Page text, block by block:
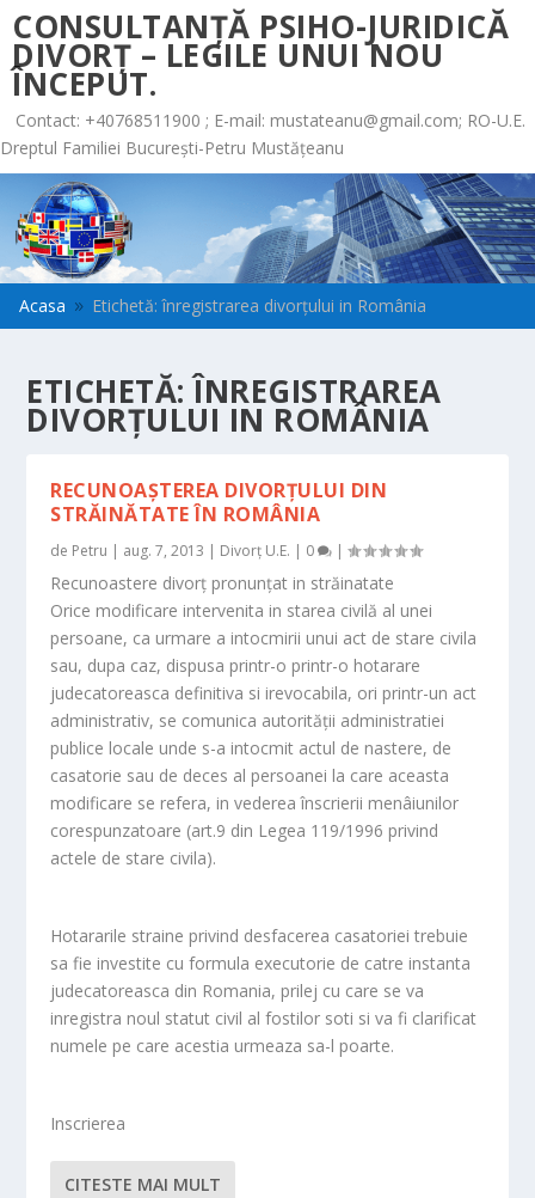
CONSULTANȚĂ PSIHO-JURIDICĂ
DIVORȚ – LEGILE UNUI NOU
ÎNCEPUT.
Contact: +40768511900 ; E-mail: mustateanu@gmail.com; RO-U.E.
Dreptul Familiei București-Petru Mustățeanu
Acasa 9 Etichetă: înregistrarea divorțului in România
ETICHETĂ:ÎNREGISTRAREA
DIVORȚULUI IN ROMÂNIA
RECUNOAȘTEREA DIVORȚULUI DIN
STRĂINĂTATE ÎN ROMÂNIA
de Petru | aug. 7, 2013 | Divorț U.E. | 0 |
Recunoastere divorț pronunțat in străinatate
Orice modificare intervenita in starea civilă al unei
persoane, ca urmare a intocmirii unui act de stare civila
sau, dupa caz, dispusa printr-o printr-o hotarare
judecatoreasca definitiva si irevocabila, ori printr-un act
administrativ, se comunica autorității administratiei
publice locale unde s-a intocmit actul de nastere, de
casatorie sau de deces al persoanei la care aceasta
modificare se refera, in vederea înscrierii menâiunilor
corespunzatoare (art.9 din Legea 119/1996 privind
actele de stare civila).
Hotararile straine privind desfacerea casatoriei trebuie
sa fie investite cu formula executorie de catre instanta
judecatoreasca din Romania, prilej cu care se va
inregistra noul statut civil al fostilor soti si va fi clarificat
numele pe care acestia urmeaza sa-l poarte.
Inscrierea
CITESTE MAI MULT